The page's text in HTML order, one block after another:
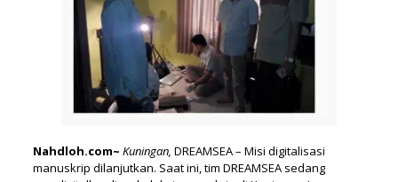
Nahdloh.com~ Kuningan, DREAMSEA – Misi digitalisasi
manuskrip dilanjutkan. Saat ini, tim DREAMSEA sedang